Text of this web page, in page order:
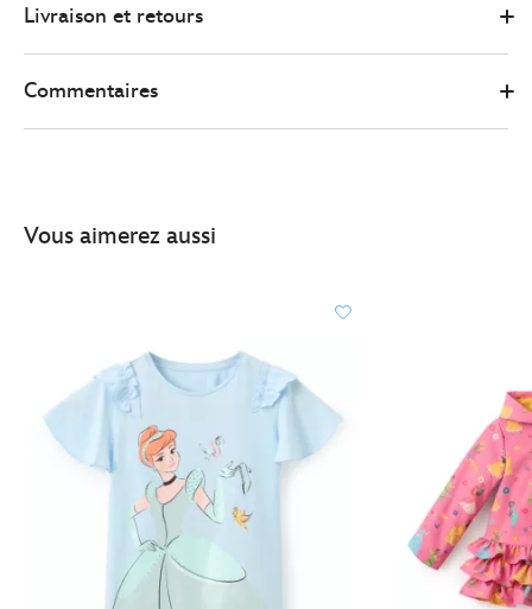
enfants-
3%C2%A0paires-
4407041520001M.html
Livraison et retours
Commentaires
Vous aimerez aussi